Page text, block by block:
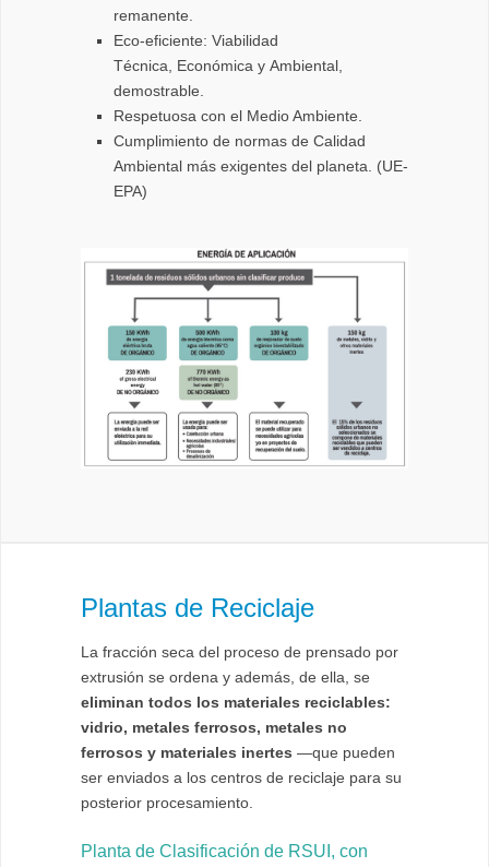
remanente.
Eco-eficiente: Viabilidad
Técnica,
Económica y Ambiental,
demostrable.
Respetuosa con el Medio Ambiente.
Cumplimiento de normas de Calidad
Ambiental más exigentes del planeta. (UE-
EPA)
Plantas de Reciclaje
La fracción seca del proceso de prensado por
extrusión se ordena y además, de ella, se
eliminan todos los materiales reciclables:
vidrio, metales ferrosos, metales no
ferrosos y materiales inertes —que pueden
ser enviados a los centros de reciclaje para su
posterior procesamiento.
Planta de Clasificación de RSUI, con